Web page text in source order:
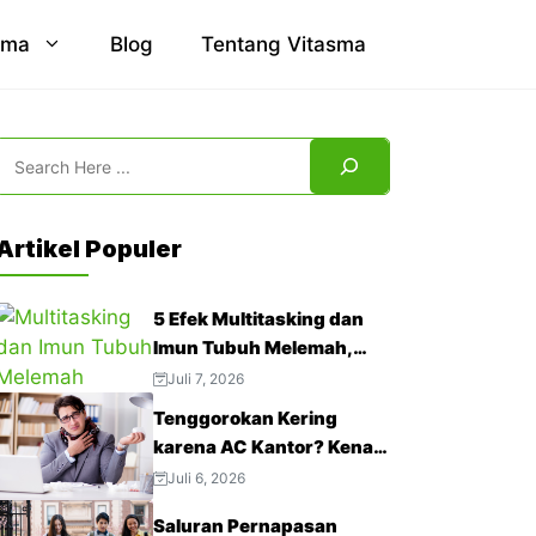
Blog Tentang Vitasma
Populer
5 Efek Multitasking dan
Imun Tubuh Melemah,
Jangan Abaikan!
Juli 7, 2026
Tenggorokan Kering
karena AC Kantor? Kenali
4 Cara Mengatasinya
Juli 6, 2026
Saluran Pernapasan